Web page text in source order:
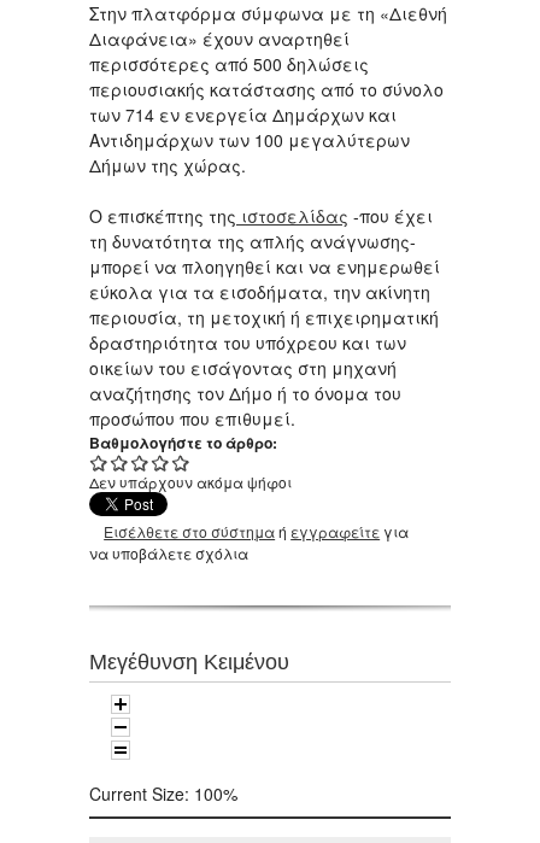
Στην πλατφόρμα σύμφωνα με τη «Διεθνή
Διαφάνεια» έχουν αναρτηθεί
περισσότερες από 500 δηλώσεις
περιουσιακής κατάστασης από το σύνολο
των 714 εν ενεργεία Δημάρχων και
Αντιδημάρχων των 100 μεγαλύτερων
Δήμων της χώρας.
Ο επισκέπτης της ιστοσελίδας -που έχει
τη δυνατότητα της απλής ανάγνωσης-
μπορεί να πλοηγηθεί και να ενημερωθεί
εύκολα για τα εισοδήματα, την ακίνητη
περιουσία, τη μετοχική ή επιχειρηματική
δραστηριότητα του υπόχρεου και των
οικείων του εισάγοντας στη μηχανή
αναζήτησης τον Δήμο ή το όνομα του
προσώπου που επιθυμεί.
Βαθμολογήστε το άρθρο:
Δεν υπάρχουν ακόμα ψήφοι
Εισέλθετε στο σύστημαή εγγραφείτε για
να υποβάλετε σχόλια
Μεγέθυνση Κειμένου
Current Size: 100%